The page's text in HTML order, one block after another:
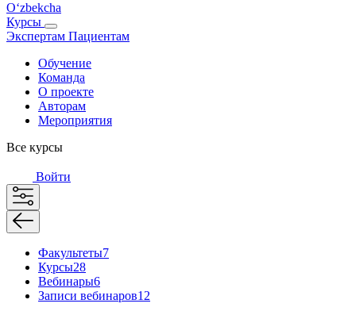
O‘zbekcha
Курсы
Экспертам Пациентам
Обучение
Команда
О проекте
Авторам
Мероприятия
Все курсы
Войти
Факультеты7
Курсы28
Вебинары6
Записи вебинаров12